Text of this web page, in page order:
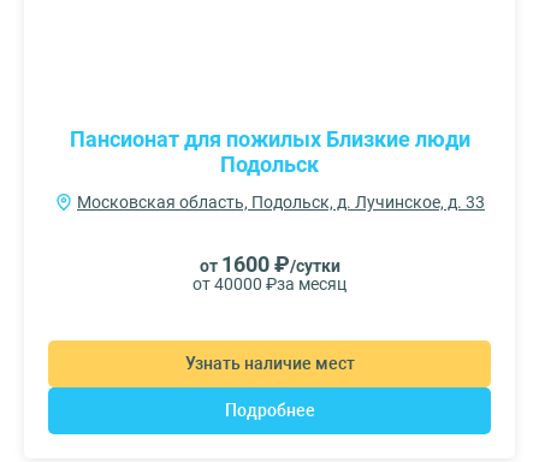
Пансионат для пожилых Близкие люди
Подольск
Московская область, Подольск, д. Лучинское, д. 33
от 1600 ₽/сутки
от 40000 ₽за месяц
Узнать наличие мест
Подробнее